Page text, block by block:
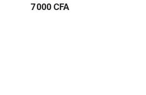
Prix
7 000 CFA